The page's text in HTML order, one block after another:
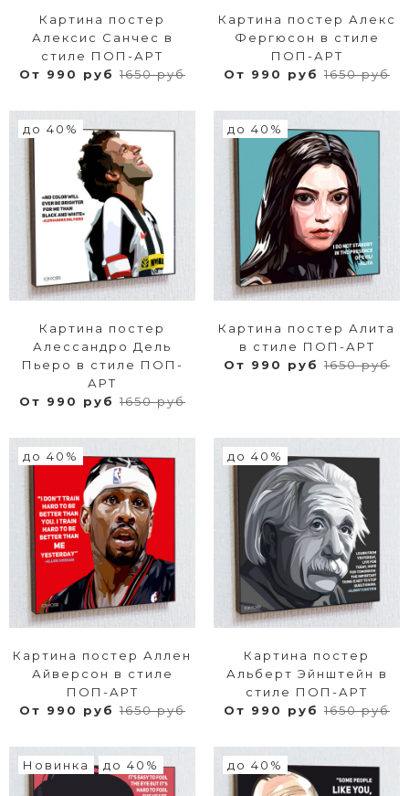
Картина постер
Алексис Санчес в
стиле ПОП-АРТ
От 990 руб 1650 руб
Картина постер Алекс
Фергюсон в стиле
ПОП-АРТ
От 990 руб 1650 руб
до 40%
Картина постер
Алессандро Дель
Пьеро в стиле ПОП-
АРТ
От 990 руб 1650 руб
до 40%
Картина постер Алита
в стиле ПОП-АРТ
От 990 руб 1650 руб
до 40%
Картина постер Аллен
Айверсон в стиле
ПОП-АРТ
От 990 руб 1650 руб
до 40%
Картина постер
Альберт Эйнштейн в
стиле ПОП-АРТ
От 990 руб 1650 руб
Новинка до 40% до 40%